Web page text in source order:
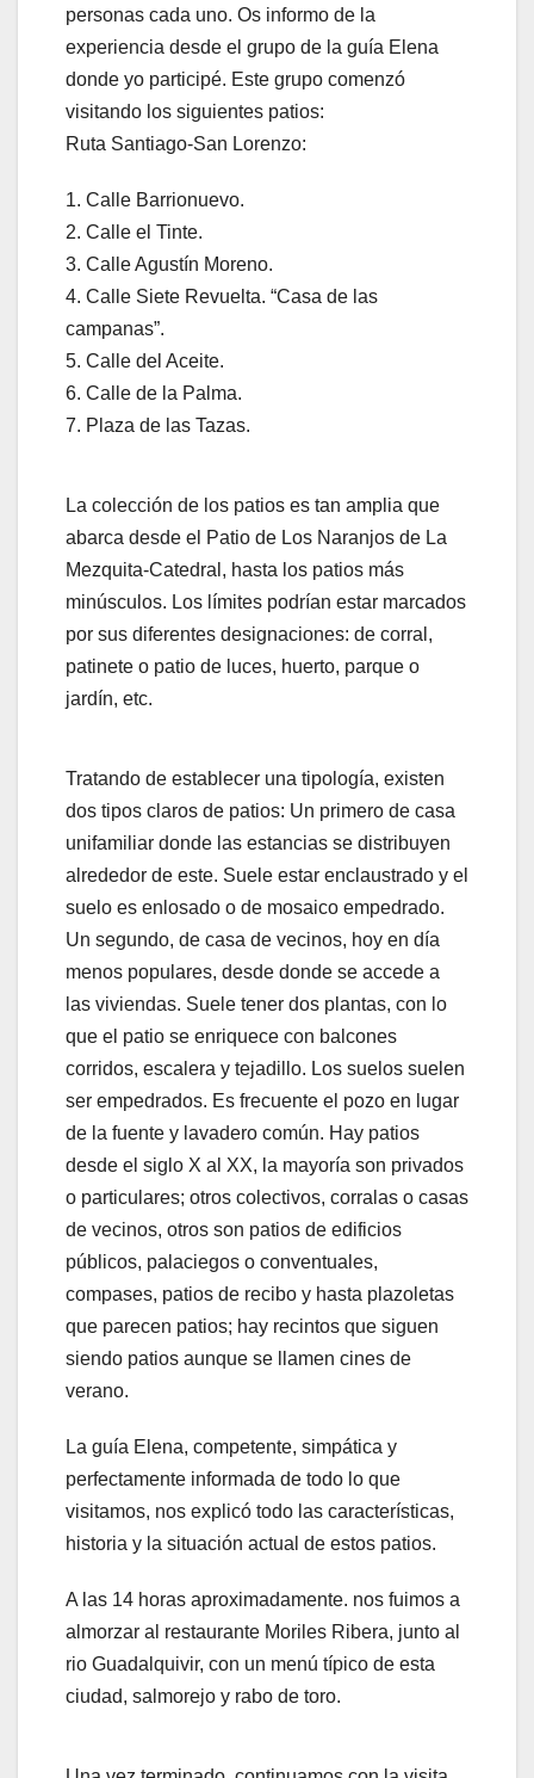
personas cada uno. Os informo de la
experiencia desde el grupo de la guía Elena
donde yo participé. Este grupo comenzó
visitando los siguientes patios:
Ruta Santiago-San Lorenzo:
1. Calle Barrionuevo.
2. Calle el Tinte.
3. Calle Agustín Moreno.
4. Calle Siete Revuelta. “Casa de las
campanas”.
5. Calle del Aceite.
6. Calle de la Palma.
7. Plaza de las Tazas.
La colección de los patios es tan amplia que
abarca desde el Patio de Los Naranjos de La
Mezquita-Catedral, hasta los patios más
minúsculos. Los límites podrían estar marcados
por sus diferentes designaciones: de corral,
patinete o patio de luces, huerto, parque o
jardín, etc.
Tratando de establecer una tipología, existen
dos tipos claros de patios: Un primero de casa
unifamiliar donde las estancias se distribuyen
alrededor de este. Suele estar enclaustrado y el
suelo es enlosado o de mosaico empedrado.
Un segundo, de casa de vecinos, hoy en día
menos populares, desde donde se accede a
las viviendas. Suele tener dos plantas, con lo
que el patio se enriquece con balcones
corridos, escalera y tejadillo. Los suelos suelen
ser empedrados. Es frecuente el pozo en lugar
de la fuente y lavadero común. Hay patios
desde el siglo X al XX, la mayoría son privados
o particulares; otros colectivos, corralas o casas
de vecinos, otros son patios de edificios
públicos, palaciegos o conventuales,
compases, patios de recibo y hasta plazoletas
que parecen patios; hay recintos que siguen
siendo patios aunque se llamen cines de
verano.
La guía Elena, competente, simpática y
perfectamente informada de todo lo que
visitamos, nos explicó todo las características,
historia y la situación actual de estos patios.
A las 14 horas aproximadamente. nos fuimos a
almorzar al restaurante Moriles Ribera, junto al
rio Guadalquivir, con un menú típico de esta
ciudad, salmorejo y rabo de toro.